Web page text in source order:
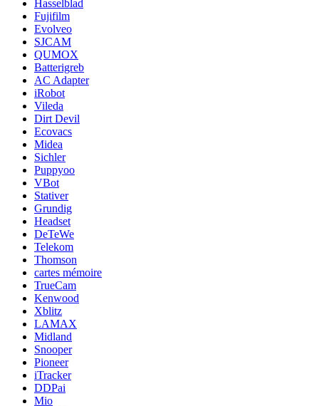
Hasselblad
Fujifilm
Evolveo
SJCAM
QUMOX
Batterigreb
AC Adapter
iRobot
Vileda
Dirt Devil
Ecovacs
Midea
Sichler
Puppyoo
VBot
Stativer
Grundig
Headset
DeTeWe
Telekom
Thomson
cartes mémoire
TrueCam
Kenwood
Xblitz
LAMAX
Midland
Snooper
Pioneer
iTracker
DDPai
Mio